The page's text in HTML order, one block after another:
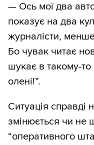
— Ось мої два
показує на два
журналісти,
Бо чувак читає
шукає в такому-то
олені!”.
Ситуація справді
змінюється чи не
“оперативного